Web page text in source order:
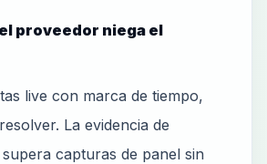
proveedor niega el
live con marca de tiempo,
La evidencia de
capturas de panel sin